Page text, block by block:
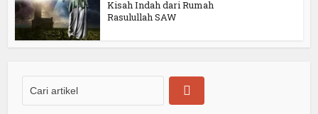
Kisah Indah dari Rumah
Rasulullah SAW